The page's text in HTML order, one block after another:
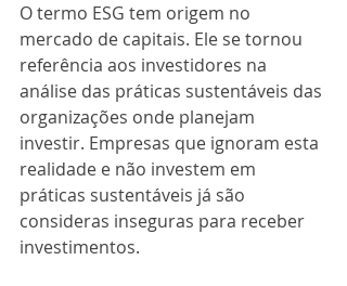
O termo ESG tem origem no
mercado de capitais. Ele se tornou
referência aos investidores na
análise das práticas sustentáveis das
organizações onde planejam
investir. Empresas que ignoram esta
realidade e não investem em
práticas sustentáveis já são
consideras inseguras para receber
investimentos.